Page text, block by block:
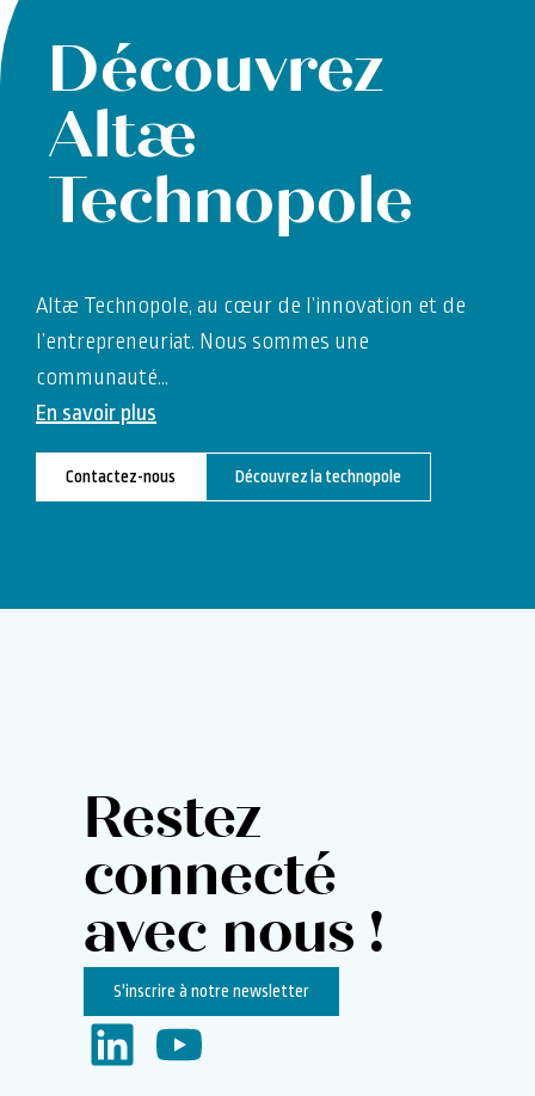
Découvrez
Altæ
Technopole
Altæ Technopole, au cœur de l’innovation et de
l’entrepreneuriat. Nous sommes une
communauté…
En savoir plus
Contactez-nous Découvrez la technopole
Restez
connecté
avec nous !
S'inscrire à notre newsletter